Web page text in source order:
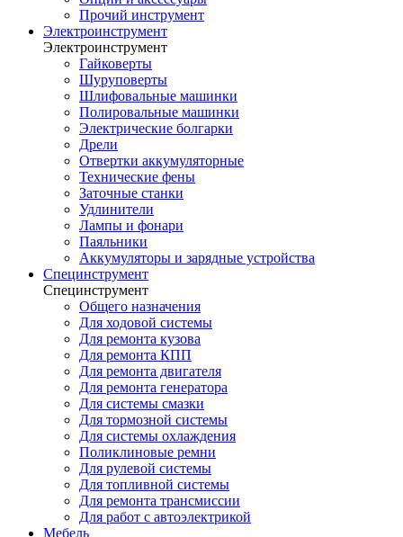
Прочий инструмент
Электроинструмент
Электроинструмент
Гайковерты
Шуруповерты
Шлифовальные машинки
Полировальные машинки
Электрические болгарки
Дрели
Отвертки аккумуляторные
Технические фены
Заточные станки
Удлинители
Лампы и фонари
Паяльники
Аккумуляторы и зарядные устройства
Специнструмент
Специнструмент
Общего назначения
Для ходовой системы
Для ремонта кузова
Для ремонта КПП
Для ремонта двигателя
Для ремонта генератора
Для системы смазки
Для тормозной системы
Для системы охлаждения
Поликлиновые ремни
Для рулевой системы
Для топливной системы
Для ремонта трансмиссии
Для работ с автоэлектрикой
Мебель